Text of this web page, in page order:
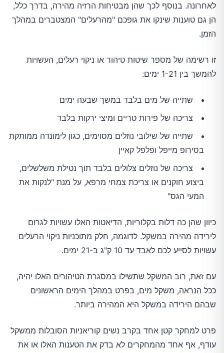
לאחרונה. בנוסף לכך שהן מבטיחות הרזיה מהירה, בדרך כלל,
הן גם טוענות שינקו את גופכם "מהרעלים" המצטברים במהלך
הזמן.
זו רשימה של מספר שיטות טיהור או ניקוי רעלים, העשויות
להמשך בין 1-21 ימים:
שתייה של מים בלבד במשך שבעה ימים
צריכה של פירות טריים ומיצי ירקות בלבד
שתייה של שילובי נוזלים מסוימים, כגון לימונדה ממותקת
בסירופ מייפל ופלפל קאיין
צריכה של נוזלים צלולים בלבד תוך נטילת משלשלים,
ביצוע חוקנים או צריכת צמחי מרפא, על מנת "לנקות את
המעי הגס"
כיוון שהן כה דלות בקלוריות, הדיאטות האלו עשויות לגרום
לירידה מהירה במשקל. לדוגמה, חלק מתוכניות ניקוי הרעלים
עשויות לסייע לכם לאבד עד 10 ק"ג ב-21 ימים.
עם זאת, רוב המשקל שתשילו במסגרת הטיהורים האלו יהיה,
ככל הנראה, משקל מים, בפרט במהלך הימים הראשונים
שבהם הירידה במשקל היא המהירה ביותר.
פרט למחקר קטן אחד בקרב נשים קוריאניות הסובלות ממשקל
עודף, אף אחד מהמחקרים לא בדק את הטענות האלו או את